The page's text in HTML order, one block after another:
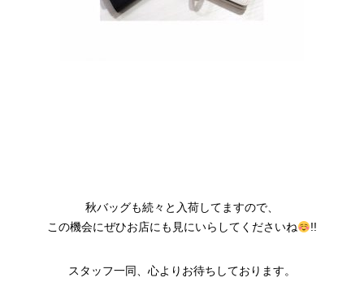
秋バッグも続々と入荷してますので、
この機会にぜひお店にも見にいらしてくださいね
!!
スタッフ一同、心よりお待ちしております。